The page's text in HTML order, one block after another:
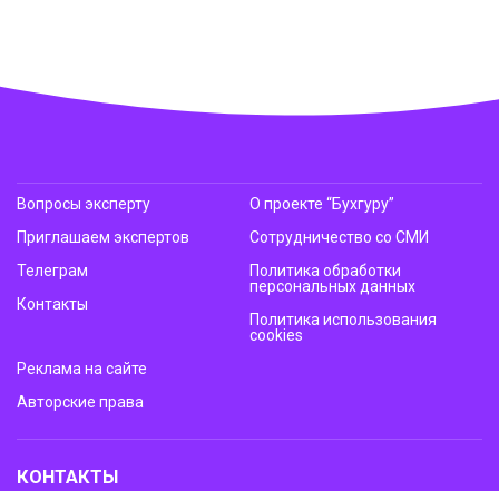
Вопросы эксперту
Приглашаем экспертов
Телеграм
Контакты
О проекте “Бухгуру”
Сотрудничество со СМИ
Политика обработки
персональных данных
Политика использования
cookies
Реклама на сайте
Авторские права
КОНТАКТЫ